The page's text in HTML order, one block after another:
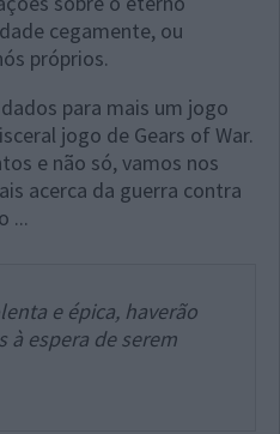
cegamente, ou
próprios.
para mais um jogo
jogo de Gears of War.
e não só, vamos nos
acerca da guerra contra
...
e épica, haverão
à espera de serem